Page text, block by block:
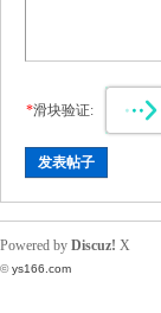
*滑块验证:
发表帖子
Powered by Discuz! X
©ys166.com